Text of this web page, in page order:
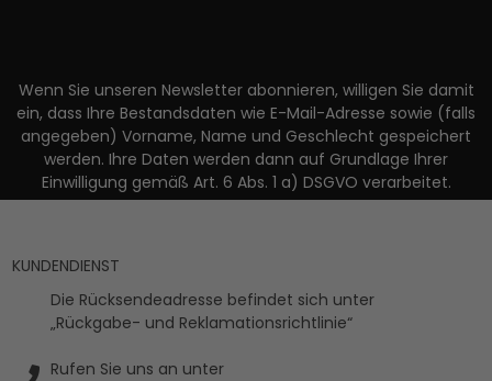
Wenn Sie unseren Newsletter abonnieren, willigen Sie damit
ein, dass Ihre Bestandsdaten wie E-Mail-Adresse sowie (falls
angegeben) Vorname, Name und Geschlecht gespeichert
werden. Ihre Daten werden dann auf Grundlage Ihrer
Einwilligung gemäß Art. 6 Abs. 1 a) DSGVO verarbeitet.
KUNDENDIENST
Die Rücksendeadresse befindet sich unter
„Rückgabe- und Reklamationsrichtlinie“
Rufen Sie uns an unter